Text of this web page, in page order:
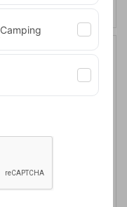
Camping